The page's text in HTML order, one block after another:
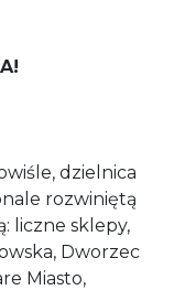
dzielnica
rozwiniętą
liczne sklepy,
Dworzec
Miasto,